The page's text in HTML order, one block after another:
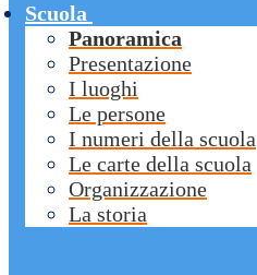
Scuola
Panoramica
Presentazione
I luoghi
Le persone
I numeri della scuola
Le carte della scuola
Organizzazione
La storia